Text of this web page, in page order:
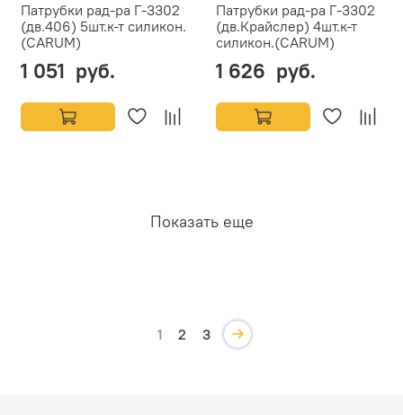
Патрубки рад-ра Г-3302
(дв.406) 5шт.к-т силикон.
(CARUM)
1 051 руб.
Патрубки рад-ра Г-3302
(дв.Крайслер) 4шт.к-т
силикон.(CARUM)
1 626 руб.
Показать еще
1 2 3